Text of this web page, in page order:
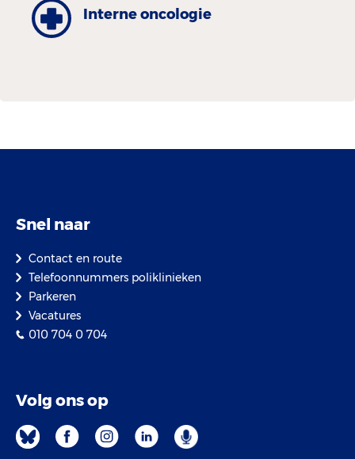
Interne oncologie
Snel naar
Contact en route
Telefoonnummers poliklinieken
Parkeren
Vacatures
010 704 0 704
Volg ons op